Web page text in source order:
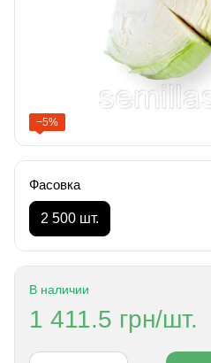
−5%
Фасовка
2 500 шт.
В наличии
1 411.5 грн/шт.